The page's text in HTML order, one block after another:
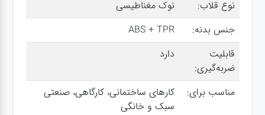
کمپ
گجت
قفل
نوع قلاب:
نوک مغناطیسی
جنس بدنه:
ABS + TPR
قابلیت
ضربه‌گیری:
دارد
مناسب برای:
کارهای ساختمانی، کارگاهی، صنعتی
سبک و خانگی